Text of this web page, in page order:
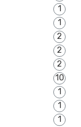
1
1
2
2
2
10
1
1
1